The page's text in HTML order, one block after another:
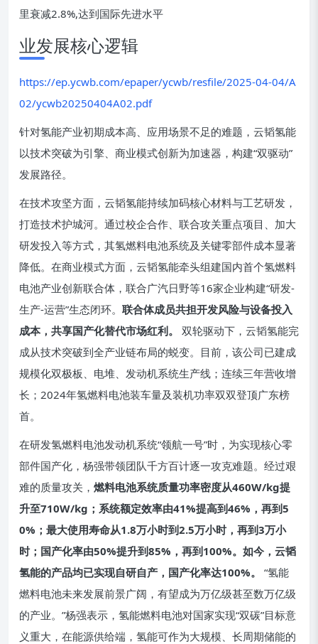
里衰减2.8%,达到国际先进水平
业发展核心逻辑
https://ep.ycwb.com/epaper/ycwb/resfile/2025-04-04/A
02/ycwb20250404A02.pdf
针对氢能产业初期成本高、应用场景不足的难题，云韬氢能
以技术突破为引擎、商业模式创新为加速器，构建“双驱动”
发展路径。
在技术攻坚方面，云韬氢能持续加码核心材料与工艺研发，
打造技术护城河。通过校企合作、联合攻关重点项目、加大
研发投入等方式，其氢燃料电池系统及关键零部件成本显著
降低。在商业模式方面，云韬氢能牵头组建国内首个氢燃料
电池产业创新联合体，联合广汽日野等16家企业构建“研发-
生产-运营”生态闭环。 联合体成员共担开发风险与设备投入
成本，共享国产化替代市场红利。
双轮驱动下，云韬氢能完
成从技术突破到全产业链布局的蜕变。目前，该公司已建成
规模化双极板、电堆、发动机系统生产线；连续三年营收增
长；2024年氢燃料电池装车量及装机功率双双登顶广东榜
首。
在研发氢燃料电池发动机系统“领航一号”时，为实现核心零
部件国产化，杨强带领团队千方百计逐一攻克难题。经过艰
难的质量攻关， 燃料电池系统质量功率密度从460W/kg提
升至710W/kg；系统额定效率由41%提高到46%，再到5
0%；最大使用寿命从1.8万小时到2.5万小时，再到3万小
时；国产化率由50%提升到85%，再到100%。如今，云韬
氢能的产品均已实现自研自产，国产化率达100%。
“氢能
燃料电池未来发展前景广阔，有望成为万亿级甚至数万亿级
的产业。”杨强表示，氢能燃料电池对国家实现“双碳”目标意
义重大，在能源供给端，氢能可作为大规模、长周期储能的